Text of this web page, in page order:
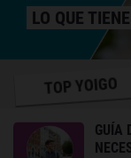
LO QUE
TOP YOIGO
GUÍA